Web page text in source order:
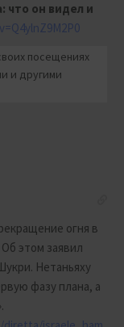
что он видел и
посещениях
и другими
огня в
этом заявил
Нетаньяху
фазу плана, а